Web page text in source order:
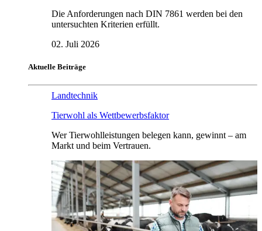
Die Anforderungen nach DIN 7861 werden bei den
untersuchten Kriterien erfüllt.
02. Juli 2026
Aktuelle Beiträge
Landtechnik
Tierwohl als Wettbewerbsfaktor
Wer Tierwohlleistungen belegen kann, gewinnt – am
Markt und beim Vertrauen.